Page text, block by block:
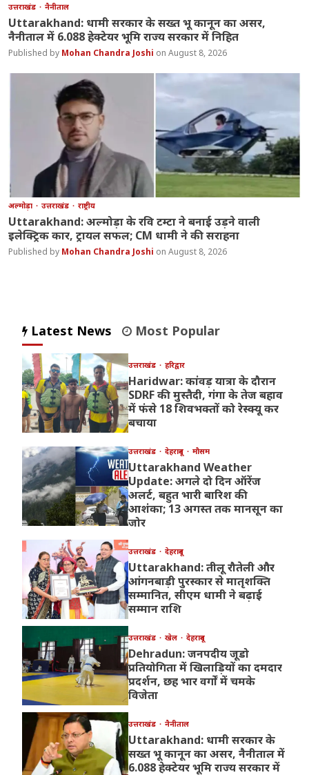
उत्तराखंड नैनीताल
Uttarakhand: धामी सरकार के सख्त भू कानून का असर,
नैनीताल में 6.088 हेक्टेयर भूमि राज्य सरकार में निहित
Mohan Chandra Joshi August 8, 2026
अल्मोड़ा उत्तराखंड राष्ट्रीय
Uttarakhand: अल्मोड़ा के रवि टम्टा ने बनाई उड़ने वाली
इलेक्ट्रिक कार, ट्रायल सफल; CM धामी ने की सराहना
Mohan Chandra Joshi August 8, 2026
Latest News Most Popular
उत्तराखंड हरिद्वार
Haridwar: कांवड़ यात्रा के दौरान
SDRF की मुस्तैदी, गंगा के तेज बहाव
में फंसे 18 शिवभक्तों को रेस्क्यू कर
बचाया
उत्तराखंड देहरादून मौसम
Uttarakhand Weather
Update: अगले दो दिन ऑरेंज
अलर्ट, बहुत भारी बारिश की
आशंका; 13 अगस्त तक मानसून का
जोर
उत्तराखंड देहरादून
Uttarakhand: तीलू रौतेली और
आंगनबाड़ी पुरस्कार से मातृशक्ति
सम्मानित, सीएम धामी ने बढ़ाई
सम्मान राशि
उत्तराखंड खेल देहरादून
Dehradun: जनपदीय जूडो
प्रतियोगिता में खिलाड़ियों का दमदार
प्रदर्शन, छह भार वर्गों में चमके
विजेता
उत्तराखंड नैनीताल
Uttarakhand: धामी सरकार के
सख्त भू कानून का असर, नैनीताल में
6.088 हेक्टेयर भूमि राज्य सरकार में